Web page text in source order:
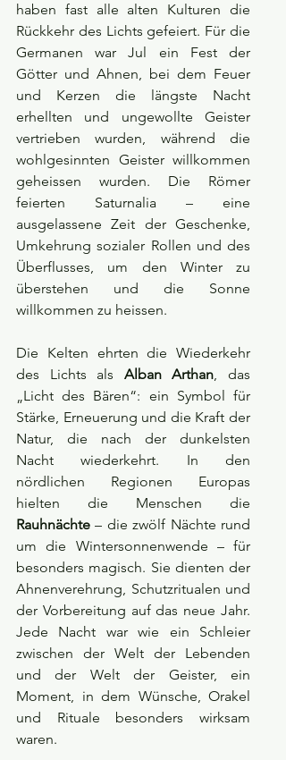
haben fast alle alten Kulturen die
Rückkehr des Lichts gefeiert. Für die
Germanen war Jul ein Fest der
Götter und Ahnen, bei dem Feuer
und Kerzen die längste Nacht
erhellten und ungewollte Geister
vertrieben wurden, während die
wohlgesinnten Geister willkommen
geheissen wurden. Die Römer
feierten Saturnalia – eine
ausgelassene Zeit der Geschenke,
Umkehrung sozialer Rollen und des
Überflusses, um den Winter zu
überstehen und die Sonne
willkommen zu heissen.
Die Kelten ehrten die Wiederkehr
des Lichts als Alban Arthan, das
„Licht des Bären“: ein Symbol für
Stärke, Erneuerung und die Kraft der
Natur, die nach der dunkelsten
Nacht wiederkehrt. In den
nördlichen Regionen Europas
Rauhnächte – die zwölf Nächte rund
um die Wintersonnenwende – für
besonders magisch. Sie dienten der
Ahnenverehrung, Schutzritualen und
der Vorbereitung auf das neue Jahr.
Jede Nacht war wie ein Schleier
zwischen der Welt der Lebenden
und der Welt der Geister, ein
Moment, in dem Wünsche, Orakel
und Rituale besonders wirksam
waren.